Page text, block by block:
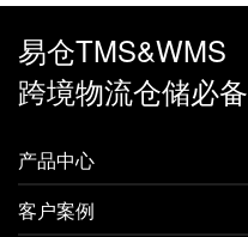
易仓TMS&WMS
跨境物流仓储必
产品中心
客户案例